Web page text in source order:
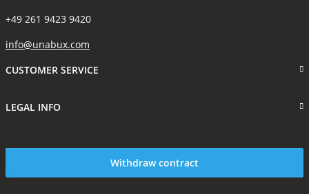
+49 261 9423 9420
info@unabux.com
CUSTOMER SERVICE
LEGAL INFO
Withdraw contract